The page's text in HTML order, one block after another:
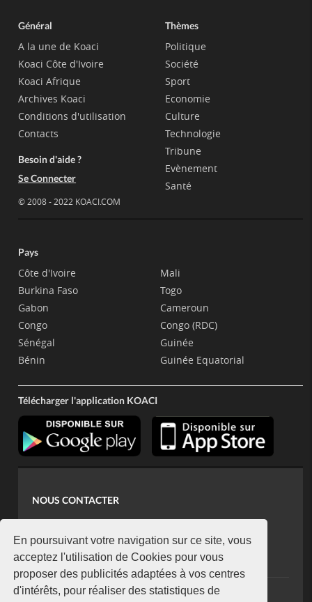
En poursuivant votre navigation sur ce site, vous
acceptez l'utilisation de Cookies pour vous
proposer des publicités adaptées à vos centres
d'intérêts, pour réaliser des statistiques de
Général
A la une de Koaci
Koaci Côte d'Ivoire
Koaci Afrique
Archives Koaci
Conditions d'utilisation
Contacts
Besoin d'aide ?
Se Connecter
© 2008 - 2022 KOACI.COM
Thèmes
Politique
Société
Sport
Economie
Culture
Technologie
Tribune
Evènement
Santé
Pays
Côte d'Ivoire
Burkina Faso
Gabon
Congo
Sénégal
Bénin
Mali
Togo
Cameroun
Congo (RDC)
Guinée
Guinée Equatorial
Télécharger l'application KOACI
NOUS CONTACTER
koaci@yahoo.fr
+225 07 08 85 52 93